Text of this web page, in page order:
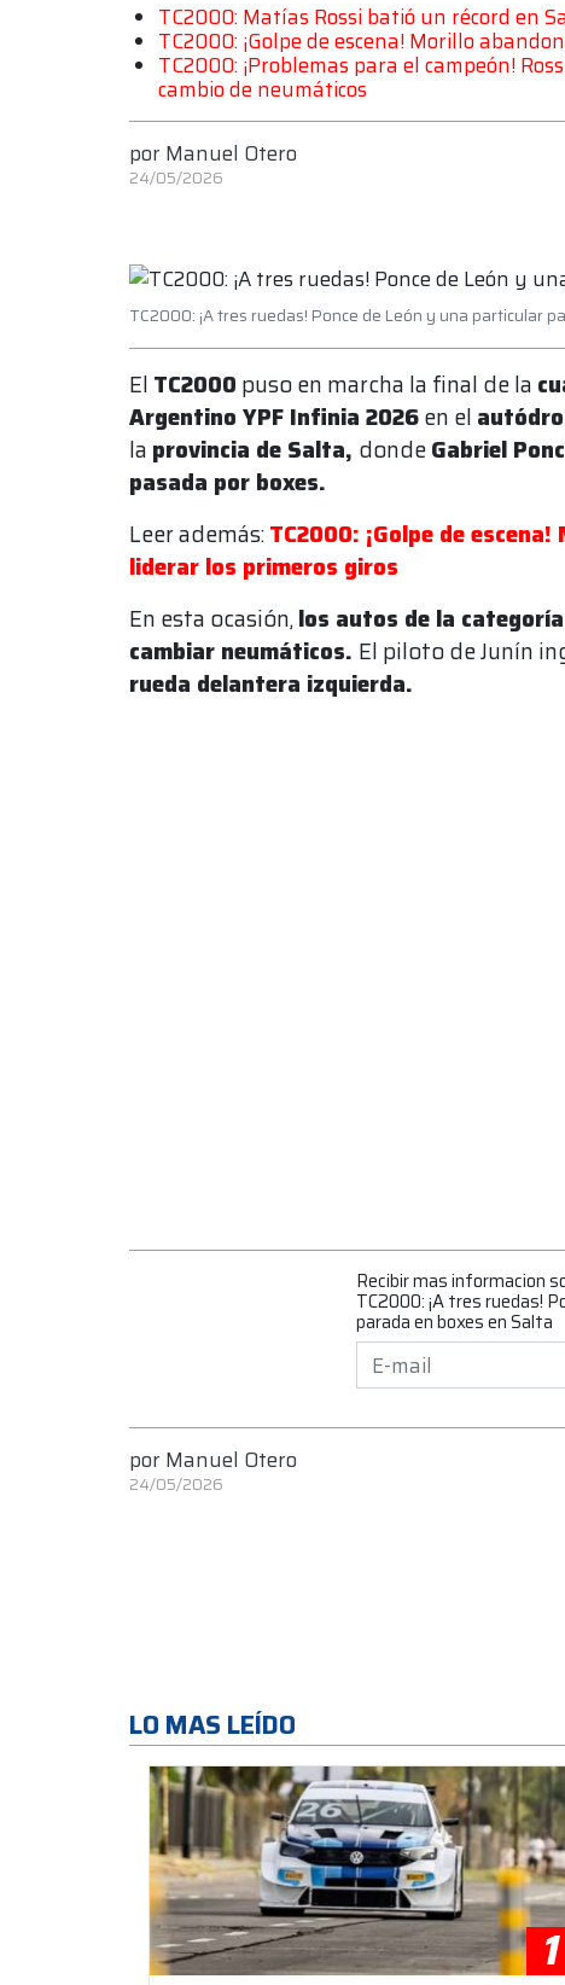
TC2000: Matías Rossi batió un récord en
TC2000: ¡Golpe de escena! Morillo
TC2000: ¡Problemas para el campeón!
cambio de neumáticos
por Manuel Otero
24/05/2026
TC2000: ¡A tres ruedas! Ponce de León y una particular
El TC2000 puso en marcha la final de la
Argentino YPF Infinia 2026en el
la provincia de Salta, dondeGabriel
pasada por boxes.
Leer además:TC2000: ¡Golpe de
liderar los primeros giros
En esta ocasión,los autos de la
cambiar neumáticos. El piloto de Junín
rueda delantera izquierda.
Recibir mas informacion
TC2000: ¡A tres ruedas!
parada en boxes en Salta
por Manuel Otero
24/05/2026
LO MAS LEÍDO
1